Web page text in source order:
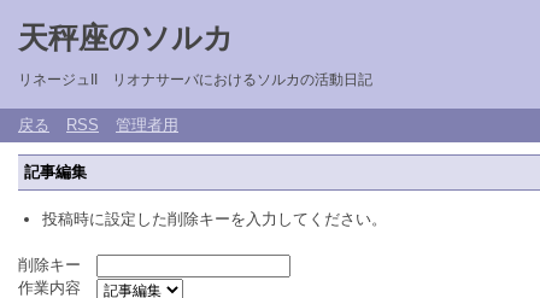
天秤座のソルカ
リネージュII リオナサーバにおけるソルカの活動日記
戻る RSS 管理者用
記事編集
投稿時に設定した削除キーを入力してください。
削除キー
作業内容